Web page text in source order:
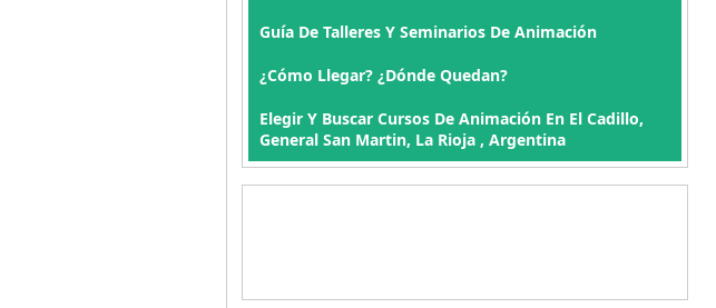
Guía De Talleres Y Seminarios De Animación
¿Cómo Llegar? ¿Dónde Quedan?
Elegir Y Buscar Cursos De Animación En El Cadillo,
General San Martin, La Rioja , Argentina